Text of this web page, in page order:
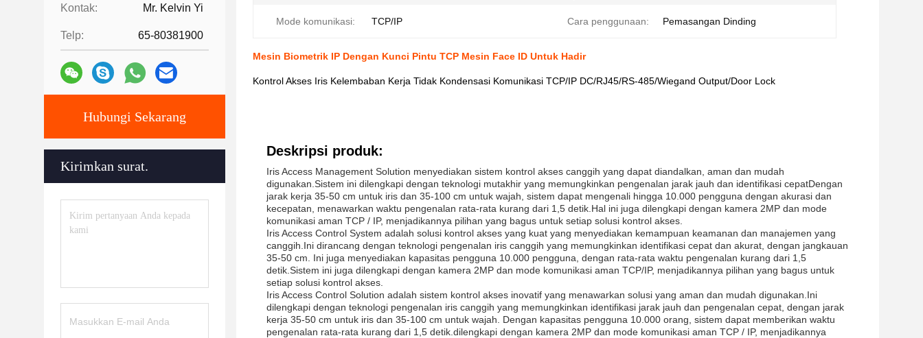
Kontak: Mr. Kelvin Yi
Telp: 65-80381900
Hubungi Sekarang
Kirimkan surat.
Mode komunikasi: TCP/IP Cara penggunaan: Pemasangan Dinding
Mesin Biometrik IP Dengan Kunci Pintu TCP Mesin Face ID Untuk Hadir
Kontrol Akses Iris Kelembaban Kerja Tidak Kondensasi Komunikasi TCP/IP DC/RJ45/RS-485/Wiegand Output/Door Lock
Deskripsi produk:
Iris Access Management Solution menyediakan sistem kontrol akses canggih yang dapat diandalkan, aman dan mudah
digunakan.Sistem ini dilengkapi dengan teknologi mutakhir yang memungkinkan pengenalan jarak jauh dan identifikasi cepatDengan
jarak kerja 35-50 cm untuk iris dan 35-100 cm untuk wajah, sistem dapat mengenali hingga 10.000 pengguna dengan akurasi dan
kecepatan, menawarkan waktu pengenalan rata-rata kurang dari 1,5 detik.Hal ini juga dilengkapi dengan kamera 2MP dan mode
komunikasi aman TCP / IP, menjadikannya pilihan yang bagus untuk setiap solusi kontrol akses.
Iris Access Control System adalah solusi kontrol akses yang kuat yang menyediakan kemampuan keamanan dan manajemen yang
canggih.Ini dirancang dengan teknologi pengenalan iris canggih yang memungkinkan identifikasi cepat dan akurat, dengan jangkauan
35-50 cm. Ini juga menyediakan kapasitas pengguna 10.000 pengguna, dengan rata-rata waktu pengenalan kurang dari 1,5
detik.Sistem ini juga dilengkapi dengan kamera 2MP dan mode komunikasi aman TCP/IP, menjadikannya pilihan yang bagus untuk
setiap solusi kontrol akses.
Iris Access Control Solution adalah sistem kontrol akses inovatif yang menawarkan solusi yang aman dan mudah digunakan.Ini
dilengkapi dengan teknologi pengenalan iris canggih yang memungkinkan identifikasi jarak jauh dan pengenalan cepat, dengan jarak
kerja 35-50 cm untuk iris dan 35-100 cm untuk wajah. Dengan kapasitas pengguna 10.000 orang, sistem dapat memberikan waktu
pengenalan rata-rata kurang dari 1,5 detik.dilengkapi dengan kamera 2MP dan mode komunikasi aman TCP / IP, menjadikannya